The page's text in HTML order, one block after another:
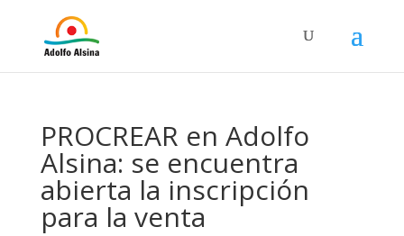
PROCREAR en Adolfo
Alsina: se encuentra
abierta la inscripción
para la venta